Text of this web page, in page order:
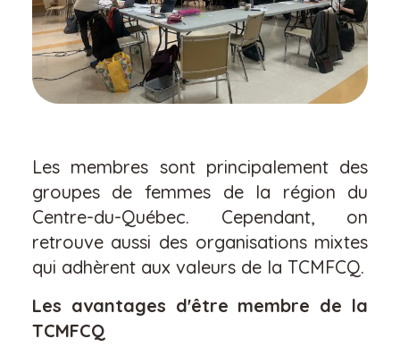
Les membres sont principalement des
groupes de femmes de la région du
Centre-du-Québec. Cependant, on
retrouve aussi des organisations mixtes
qui adhèrent aux valeurs de la TCMFCQ.
Les avantages d'être membre de la
TCMFCQ